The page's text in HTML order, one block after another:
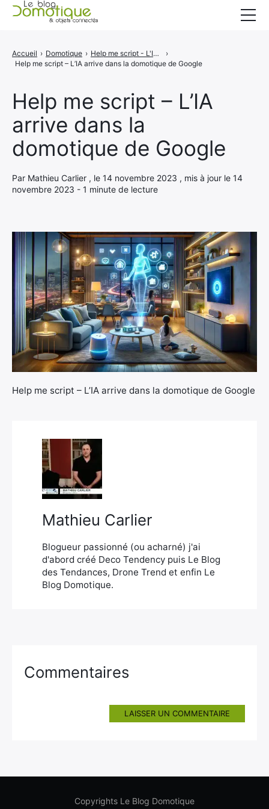
Help me script – L’IA
arrive dans la
domotique de Google
Par Mathieu Carlier , le 14 novembre 2023 , mis à jour le 14
novembre 2023 - 1 minute de lecture
Accueil › Domotique › Help me script - L'IA arrive dans la domotique de Google
›
Help me script – L’IA arrive dans la domotique de Google
Help me script – L’IA arrive dans la domotique de Google
Mathieu Carlier
Blogueur passionné (ou acharné) j'ai
d'abord créé Deco Tendency puis Le Blog
des Tendances, Drone Trend et enfin Le
Blog Domotique.
Commentaires
LAISSER UN COMMENTAIRE
Catégories
A propos
CONTACT
Copyrights Le Blog Domotique
Rechercher
: